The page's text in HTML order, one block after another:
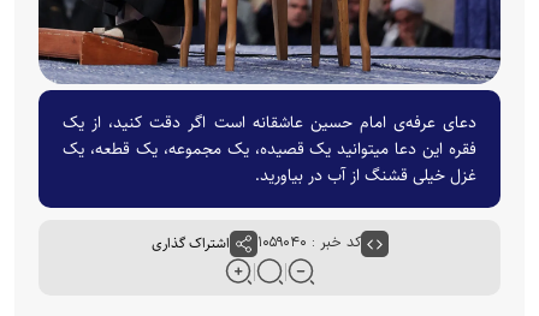
دعای عرفه‌ی امام حسین عاشقانه است اگر دقت کنید، از یک
فقره‌ این دعا میتوانید یک قصیده، یک مجموعه، یک قطعه، یک
غزل خیلی قشنگ از آب در بیاورید.
کد خبر : ۱۰۵۹۰۴۰ اشتراک گذاری